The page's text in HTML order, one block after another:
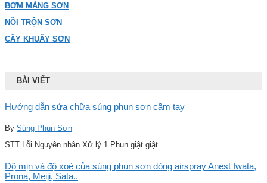
BƠM MÀNG SƠN
NỒI TRỘN SƠN
CÂY KHUẤY SƠN
BÀI VIẾT
Hướng dẫn sửa chữa súng phun sơn cầm tay
By Súng Phun Sơn
STT Lỗi Nguyên nhân Xử lý 1 Phun giật giật...
Độ mịn và độ xoè của súng phun sơn dòng airspray Anest Iwata,
Prona, Meiji, Sata..